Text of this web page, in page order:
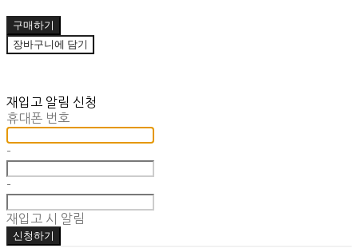
구매하기
장바구니에 담기
재입고 알림 신청
휴대폰 번호
-
-
재입고 시 알림
신청하기